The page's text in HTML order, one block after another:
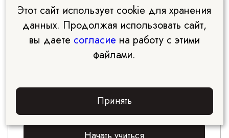
Научитесь выстраивать
персональную стратегию коррекции
веса
интегративного консультанта по
питанию и попробуйте формат
обучения в Edpro
Этот сайт использует cookie для хранения
данных. Продолжая использовать сайт,
вы даете согласие на работу с этими
файлами.
Принять